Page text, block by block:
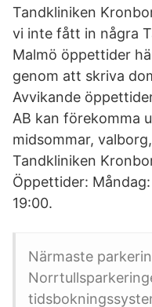
Tandkliniken
vi inte fått in några
Malmö öppettider
genom att skriva
Avvikande
AB kan förekomma
midsommar,
Tandkliniken
Öppettider:
19:00.
Närmaste